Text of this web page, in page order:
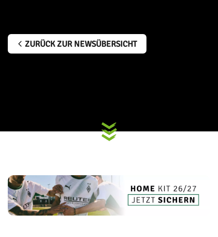
ZURÜCK ZUR NEWSÜBERSICHT